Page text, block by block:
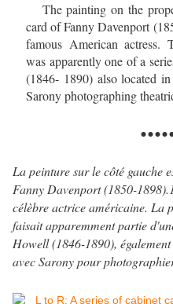
The painting on the
card of Fanny Davenport
famous American actress.
was apparently one of a
(1846- 1890) also located
Sarony photographing
La peinture sur le côté gauche
Fanny Davenport (1850-
célèbre actrice américaine. La
faisait apparemment partie
Howell (1846-1890),
avec Sarony pour